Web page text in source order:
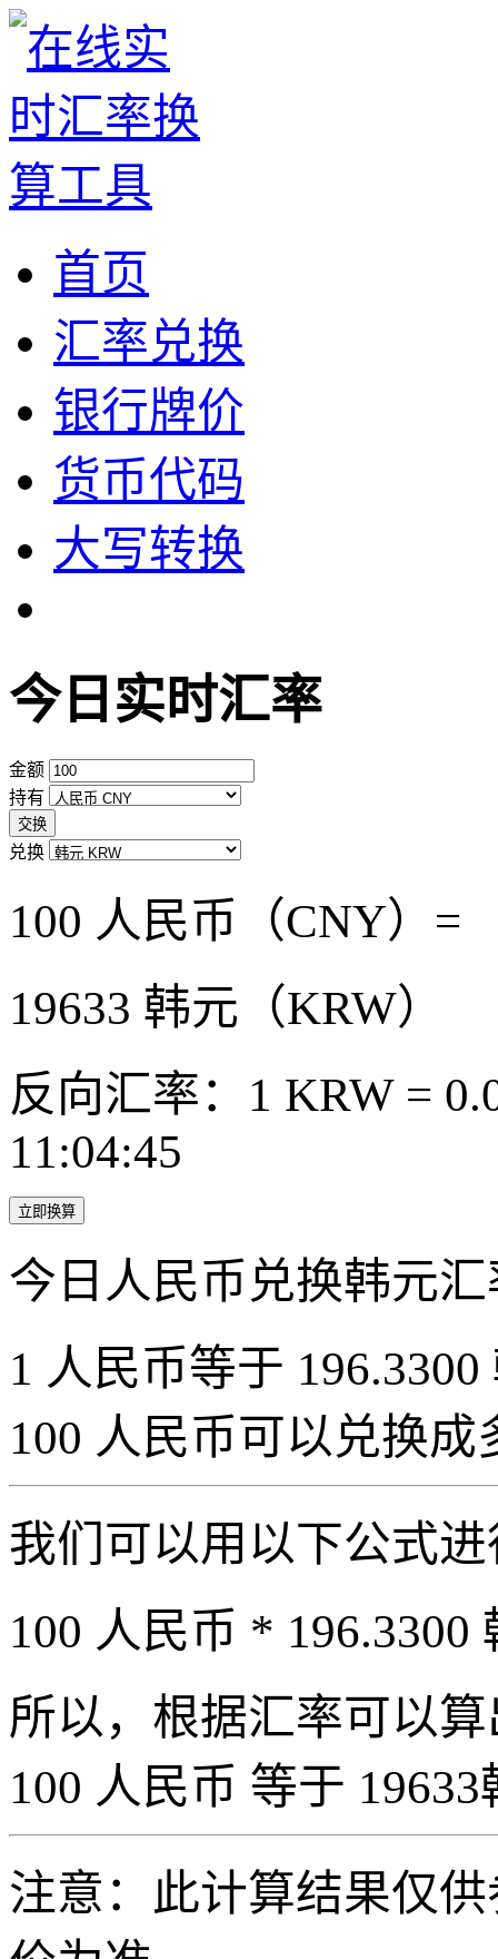
首页
汇率兑换
银行牌价
货币代码
大写转换
今日实时汇率
金额
持有
交换
兑换
100 人民币（CNY）=
19633 韩元（KRW）
反向汇率：1 KRW =
11:04:45
立即换算
今日人民币兑换韩元
1 人民币等于
100 人民币可以兑换成
我们可以用以下公式
100 人民币 * 196.3300
所以，根据汇率可以
100 人民币 等于
注意：此计算结果仅